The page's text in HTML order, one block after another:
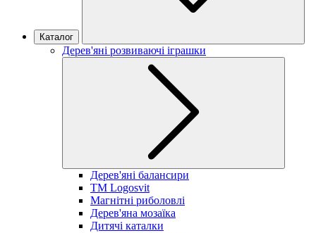
Каталог
Дерев'яні розвиваючі іграшки
Дерев'яні балансири
TM Logosvit
Магнітні риболовлі
Дерев'яна мозаїка
Дитячі каталки